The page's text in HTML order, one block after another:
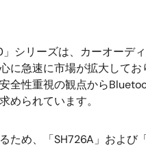
シリーズは、カーオーデ
に急速に市場が拡大して
全性重視の観点から
められています。
め、「SH726A」および